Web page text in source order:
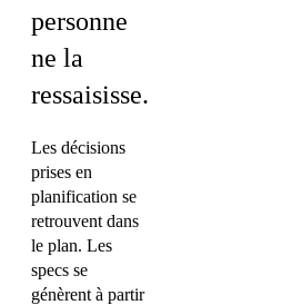
personne
ne la
ressaisisse.
Les décisions
prises en
planification se
retrouvent dans
le plan. Les
specs se
génèrent à partir